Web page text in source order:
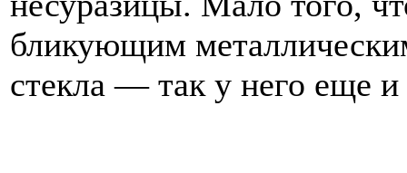
бликующим
стекла — так у него еще и